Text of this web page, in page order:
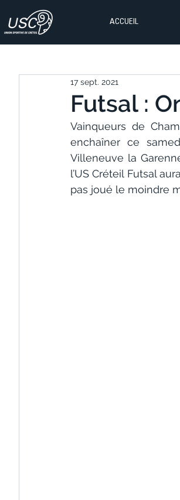
ACCUEIL
Futsal :
17 sept. 2021
Vainqueurs de
enchaîner ce
Villeneuve la
l’US Créteil Futsal
pas joué le moindre